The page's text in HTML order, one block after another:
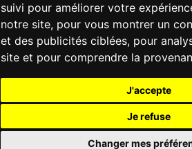
suivi pour améliorer votre
notre site, pour vous montrer un
et des publicités ciblées, pour
site et pour comprendre la
J'accepte
Je refuse
Changer mes